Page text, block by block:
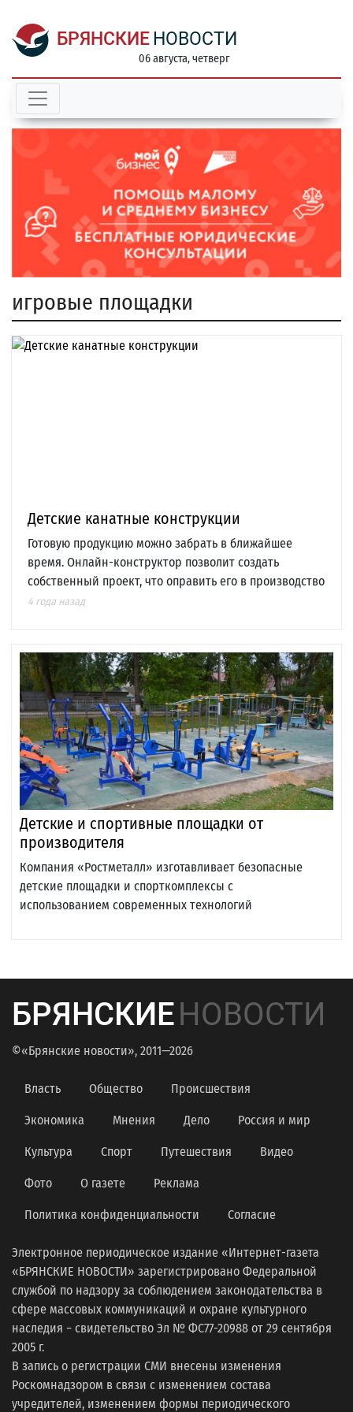
БРЯНСКИЕ НОВОСТИ
06 августа, четверг
игровые площадки
Детские канатные конструкции
Готовую продукцию можно забрать в ближайшее
время. Онлайн-конструктор позволит создать
собственный проект, что оправить его в производство
4 года назад
Детские и спортивные площадки от
производителя
Компания «Ростметалл» изготавливает безопасные
детские площадки и спорткомплексы с
использованием современных технологий
БРЯНСКИЕНОВОСТИ
©«Брянские новости», 2011—2026
Власть Общество Происшествия
Экономика Мнения Дело Россия и мир
Культура Спорт Путешествия Видео
Фото О газете Реклама
Политика конфиденциальности Согласие
Электронное периодическое издание «Интернет-газета
«БРЯНСКИЕ НОВОСТИ» зарегистрировано Федеральной
службой по надзору за соблюдением законодательства в
сфере массовых коммуникаций и охране культурного
наследия − свидетельство Эл № ФС77-20988 от 29 сентября
2005 г.
В запись о регистрации СМИ внесены изменения
Роскомнадзором в связи с изменением состава
учредителей, изменением формы периодического